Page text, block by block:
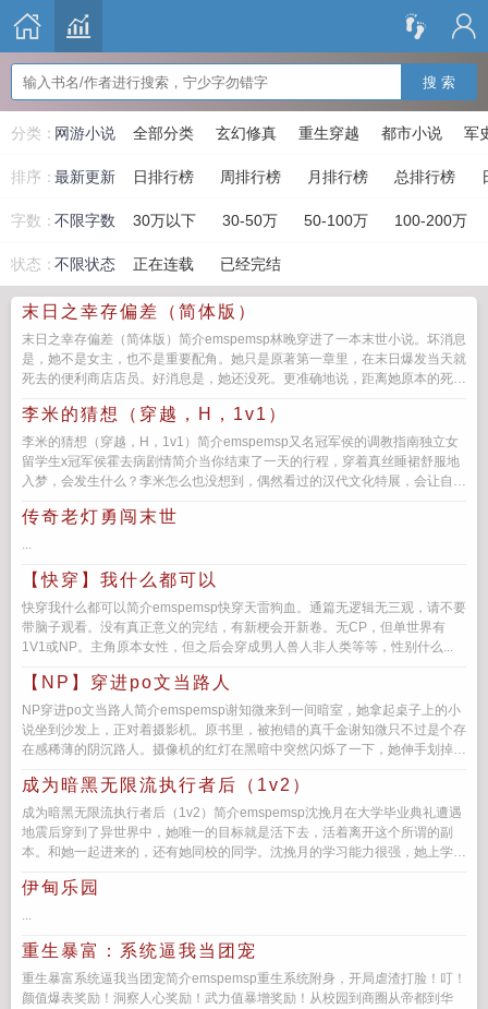
搜 索
分类： 全部分类 玄幻修真 重生穿越 都市小说 军
网游小说
排序： 日排行榜 周排行榜 月排行榜 总排行榜
最新更新
字数：不限字数 30万以下 30-50万 50-100万 100-200万
状态：不限状态 正在连载 已经完结
末日之幸存偏差（简体版）
末日之幸存偏差（简体版）简介emspemsp林晚穿进了一本末世小说。坏消息
是，她不是女主，也不是重要配角。她只是原著第一章里，在末日爆发当天就
死去的便利商店店员。好消息是，她还没死。更准确地说，距离她原本的死
李米的猜想（穿越，H，1v1）
李米的猜想（穿越，H，1v1）简介emspemsp又名冠军侯的调教指南独立女
留学生x冠军侯霍去病剧情简介当你结束了一天的行程，穿着真丝睡裙舒服地
入梦，会发生什么？李米怎么也没想到，偶然看过的汉代文化特展，会让自
传奇老灯勇闯末世
...
【快穿】我什么都可以
快穿我什么都可以简介emspemsp快穿天雷狗血。通篇无逻辑无三观，请不要
带脑子观看。没有真正意义的完结，有新梗会开新卷。无CP，但单世界有
1V1或NP。主角原本女性，但之后会穿成男人兽人非人类等等，性别什么...
【NP】穿进po文当路人
NP穿进po文当路人简介emspemsp谢知微来到一间暗室，她拿起桌子上的小
说坐到沙发上，正对着摄影机。原书里，被抱错的真千金谢知微只不过是个存
在感稀薄的阴沉路人。摄像机的红灯在黑暗中突然闪烁了一下，她伸手划掉了
成为暗黑无限流执行者后（1v2）
成为暗黑无限流执行者后（1v2）简介emspemsp沈挽月在大学毕业典礼遭遇
地震后穿到了异世界中，她唯一的目标就是活下去，活着离开这个所谓的副
本。和她一起进来的，还有她同校的同学。沈挽月的学习能力很强，她上学的
伊甸乐园
...
重生暴富：系统逼我当团宠
重生暴富系统逼我当团宠简介emspemsp重生系统附身，开局虐渣打脸！叮！
颜值爆表奖励！洞察人心奖励！武力值暴增奖励！从校园到商圈从帝都到华